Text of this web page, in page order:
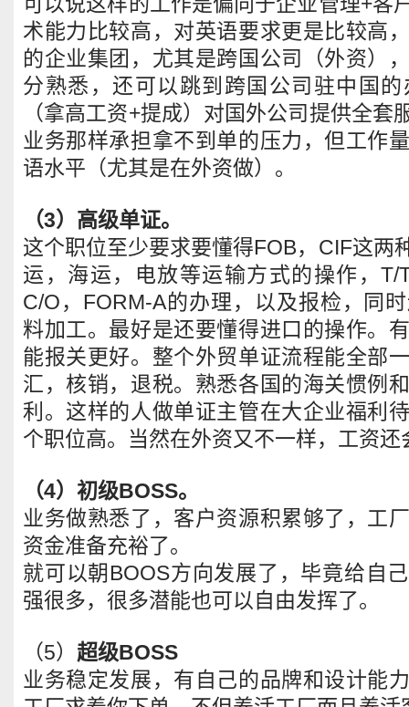
术能力比较高，对英语要求更是比较高
的企业集团，尤其是跨国公司（外资）
分熟悉，还可以跳到跨国公司驻中国
（拿高工资+提成）对国外公司提供全套
业务那样承担拿不到单的压力，但工作
语水平（尤其是在外资做）。
（3）高级单证。
这个职位至少要求要懂得FOB，CIF这两
运，海运，电放等运输方式的操作，T/
C/O，FORM-A的办理，以及报检，同
料加工。最好是还要懂得进口的操作。
能报关更好。整个外贸单证流程能全部
汇，核销，退税。熟悉各国的海关惯例
利。这样的人做单证主管在大企业福利
个职位高。当然在外资又不一样，工资还
（4）初级BOSS。
业务做熟悉了，客户资源积累够了，工
资金准备充裕了。
就可以朝BOOS方向发展了，毕竟给自
强很多，很多潜能也可以自由发挥了。
（5） 超级BOSS
业务稳定发展，有自己的品牌和设计能